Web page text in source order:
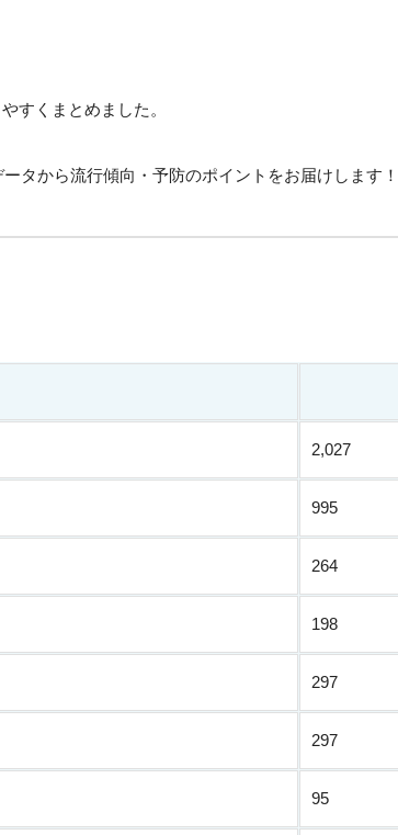
すくまとめました。
タから流行傾向・予防のポイントをお届けします！
2,027
995
264
198
297
297
95